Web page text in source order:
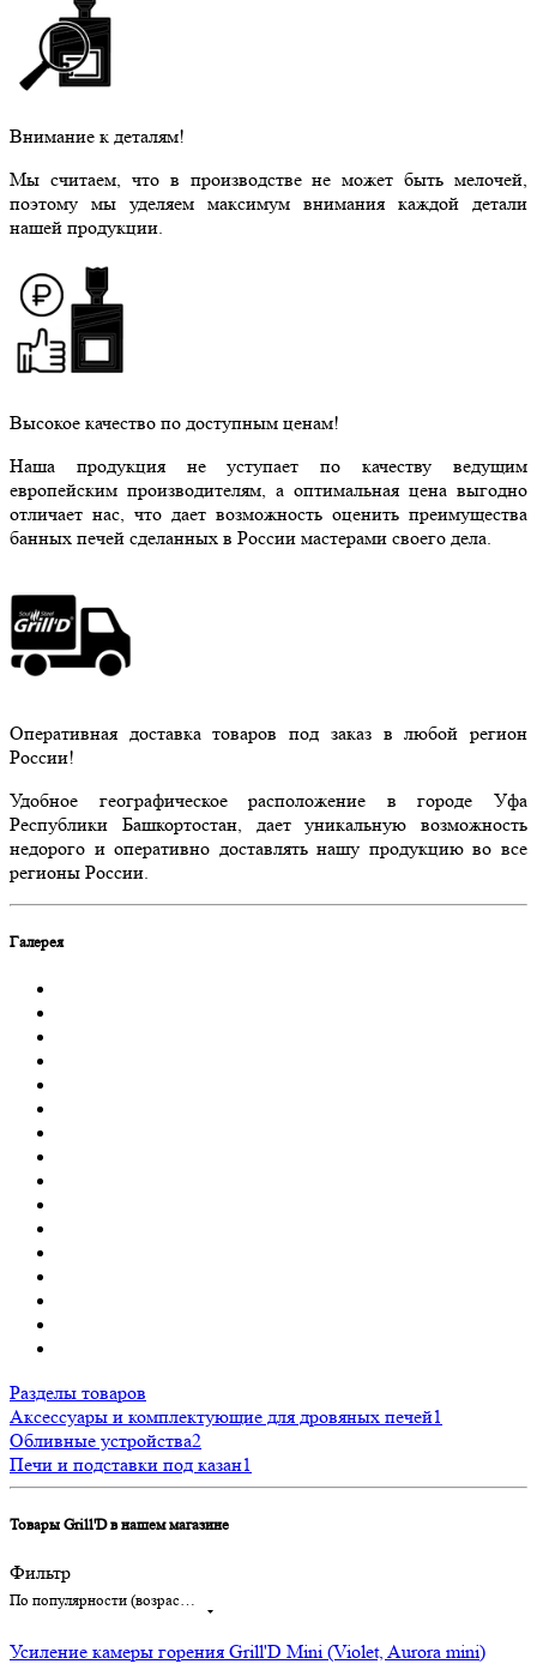
Внимание к деталям!
Мы считаем, что в производстве не может быть мелочей,
поэтому мы уделяем максимум внимания каждой детали
нашей продукции.
Высокое качество по доступным ценам!
Наша продукция не уступает по качеству ведущим
европейским производителям, а оптимальная цена выгодно
отличает нас, что дает возможность оценить преимущества
банных печей сделанных в России мастерами своего дела.
Оперативная доставка товаров под заказ в любой регион
России!
Удобное географическое расположение в городе Уфа
Республики Башкортостан, дает уникальную возможность
недорого и оперативно доставлять нашу продукцию во все
регионы России.
Галерея
Разделы товаров
Аксессуары и комплектующие для дровяных печей1
Обливные устройства2
Печи и подставки под казан1
Товары Grill'D в нашем магазине
Фильтр
По популярности (возрастание)
Усиление камеры горения Grill'D Mini (Violet, Aurora mini)